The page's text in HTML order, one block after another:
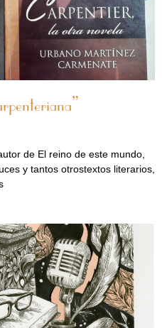
de El reino de este mundo,
y tantos otrostextos literarios,